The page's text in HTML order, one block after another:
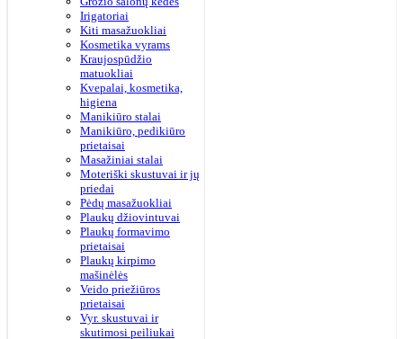
Irigatoriai
Kiti masažuokliai
Kosmetika vyrams
Kraujospūdžio
matuokliai
Kvepalai, kosmetika,
higiena
Manikiūro stalai
Manikiūro, pedikiūro
prietaisai
Masažiniai stalai
Moteriški skustuvai ir jų
priedai
Pėdų masažuokliai
Plaukų džiovintuvai
Plaukų formavimo
prietaisai
Plaukų kirpimo
mašinėlės
Veido priežiūros
prietaisai
Vyr. skustuvai ir
skutimosi peiliukai